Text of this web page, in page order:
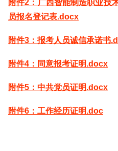
附件2：广西智能制造职业技
员报名登记表.docx
附件3：报考人员诚信承诺书
附件4：同意报考证明.docx
附件5：中共党员证明.docx
附件6：工作经历证明.doc